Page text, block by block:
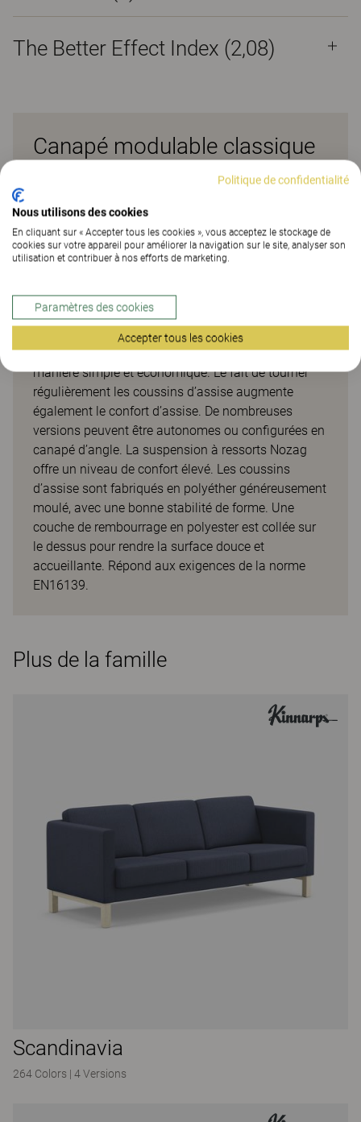
The Better Effect Index (2,08)
Canapé modulable classique
avec tissu d’ameublement
amovible
SCANDINAVIA, un canapé sectionnel extrêmement
confortable, présente un design scandinave discret
intemporel ne se démodera jamais - mais vous
voudrez peut-être un jour changer de tissu. C’est
pourquoi il est doté d’un revêtement amovible,
même sur le cadre, ce qui permet de le rafraîchir de
manière simple et économique. Le fait de tourner
régulièrement les coussins d’assise augmente
également le confort d’assise. De nombreuses
versions peuvent être autonomes ou configurées en
canapé d’angle. La suspension à ressorts Nozag
offre un niveau de confort élevé. Les coussins
d’assise sont fabriqués en polyéther généreusement
moulé, avec une bonne stabilité de forme. Une
couche de rembourrage en polyester est collée sur
le dessus pour rendre la surface douce et
accueillante. Répond aux exigences de la norme
EN16139.
Plus de la famille
Scandinavia
264 Colors | 4 Versions
Politique de confidentialité
Nous utilisons des cookies
En cliquant sur « Accepter tous les cookies », vous acceptez le stockage de
cookies sur votre appareil pour améliorer la navigation sur le site, analyser son
utilisation et contribuer à nos efforts de marketing.
Paramètres des cookies
Accepter tous les cookies